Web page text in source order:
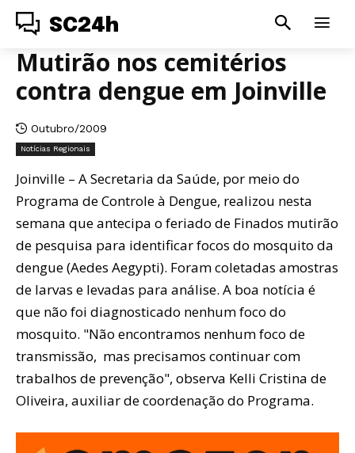
SC24h
Mutirão nos cemitérios
contra dengue em Joinville
Outubro/2009
Notícias Regionais
Joinville – A Secretaria da Saúde, por meio do
Programa de Controle à Dengue, realizou nesta
semana que antecipa o feriado de Finados mutirão
de pesquisa para identificar focos do mosquito da
dengue (Aedes Aegypti). Foram coletadas amostras
de larvas e levadas para análise. A boa notícia é
que não foi diagnosticado nenhum foco do
mosquito. "Não encontramos nenhum foco de
transmissão, mas precisamos continuar com
trabalhos de prevenção", observa Kelli Cristina de
Oliveira, auxiliar de coordenação do Programa.